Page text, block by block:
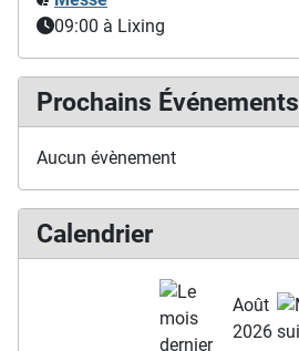
09:00 à Lixing
Prochains Événements
Aucun évènement
Calendrier
Août
2026